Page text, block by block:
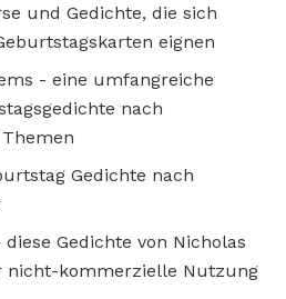
und Gedichte, die sich
eignen
- eine umfangreiche
nach
Gedichte nach
Gedichte von Nicholas
nicht-kommerzielle Nutzung